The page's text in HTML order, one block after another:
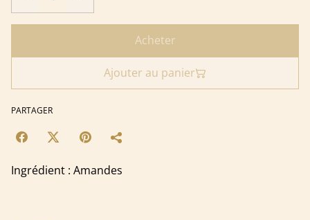
Acheter
Ajouter au panier
PARTAGER
Ingrédient : Amandes